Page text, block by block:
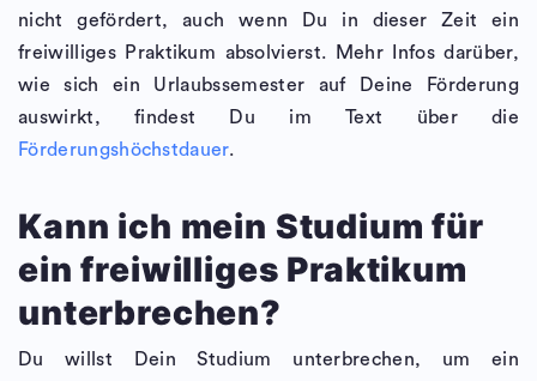
nicht gefördert, auch wenn Du in dieser Zeit ein
freiwilliges Praktikum absolvierst. Mehr Infos darüber,
wie sich ein Urlaubssemester auf Deine Förderung
auswirkt, findest Du im Text über die
Förderungshöchstdauer.
Kann ich mein Studium für
ein freiwilliges Praktikum
unterbrechen?
Du willst Dein Studium unterbrechen, um ein